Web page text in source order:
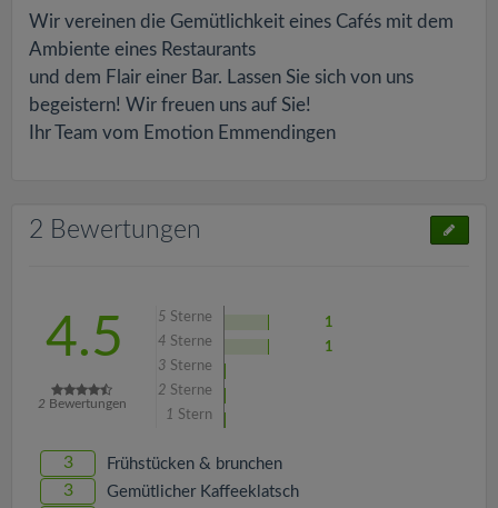
Wir vereinen die Gemütlichkeit eines Cafés mit dem
Ambiente eines Restaurants
und dem Flair einer Bar. Lassen Sie sich von uns
begeistern! Wir freuen uns auf Sie!
Ihr Team vom Emotion Emmendingen
2 Bewertungen
4.5
2 Bewertungen
5 Sterne
1
4 Sterne
1
3 Sterne
2 Sterne
1 Stern
3 Frühstücken & brunchen
3 Gemütlicher Kaffeeklatsch